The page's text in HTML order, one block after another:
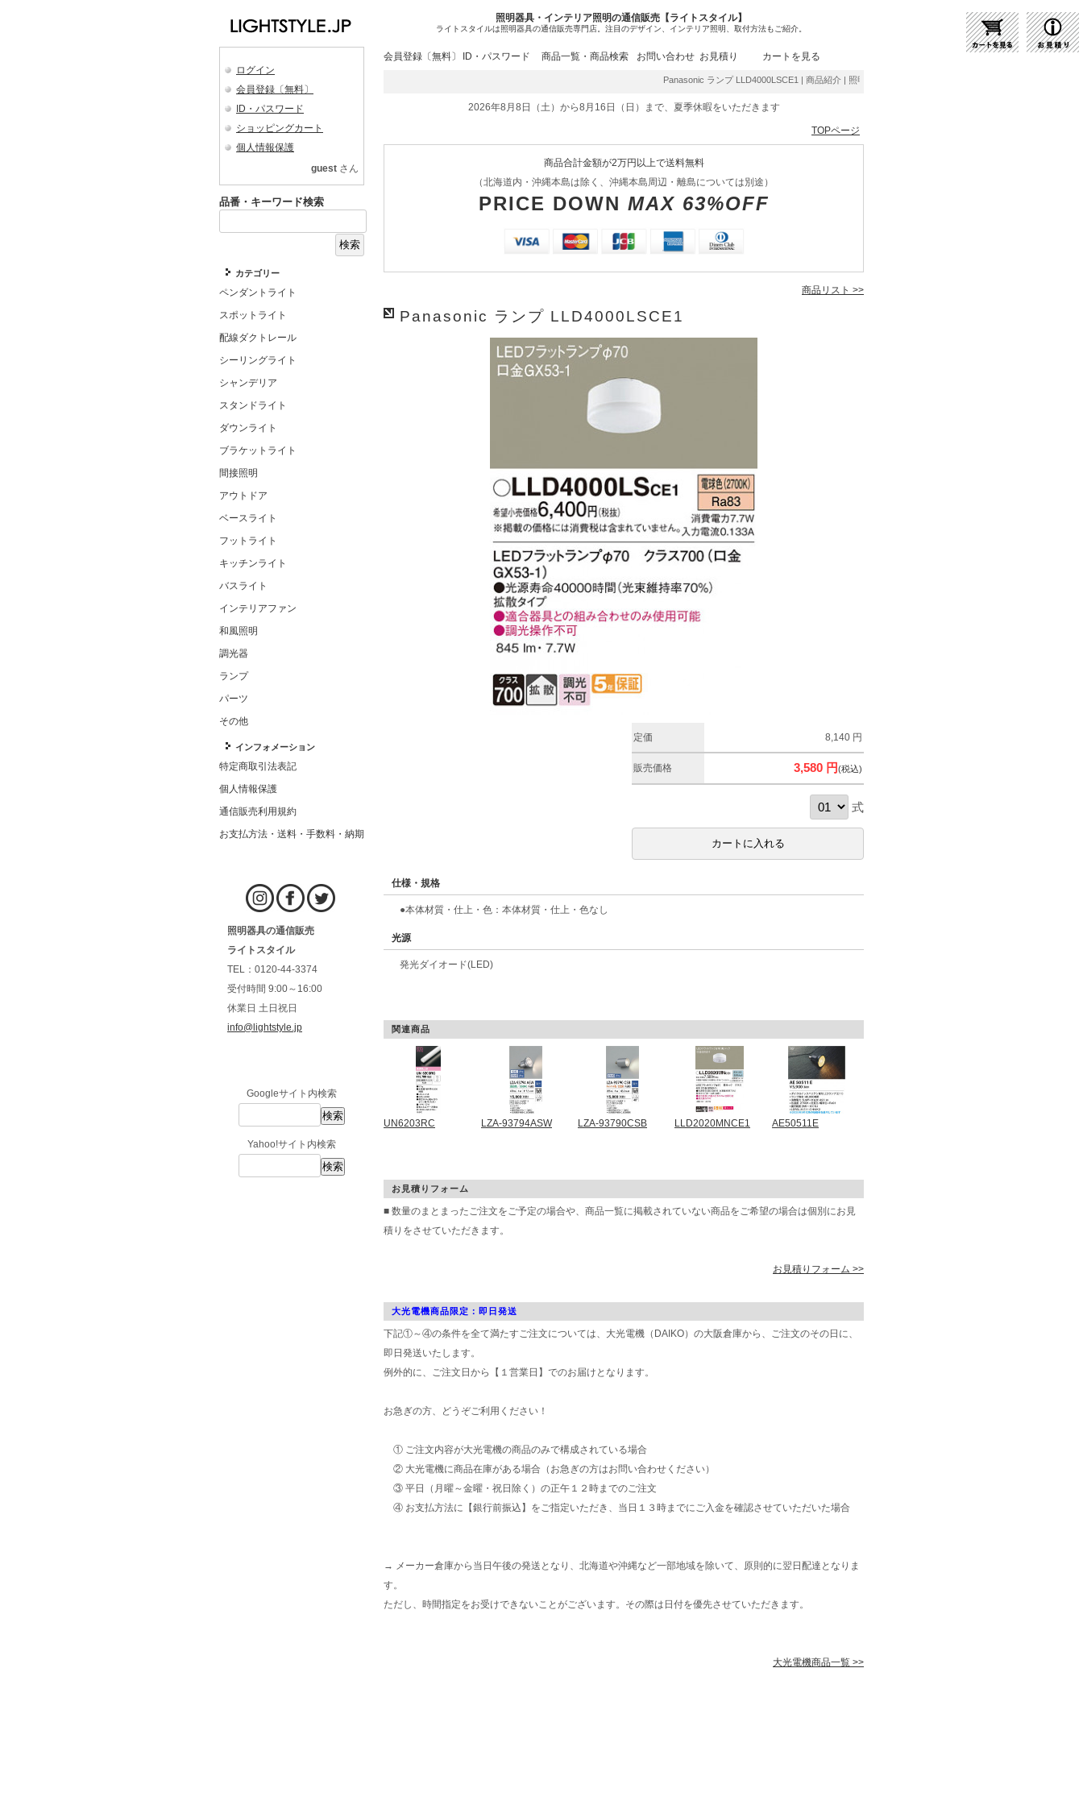
照明器具・インテリア照明の通信販売【ライトスタイル】
ライトスタイルは照明器具の通信販売専門店。注目のデザイン、インテリア照明、取付方法もご紹介。
ログイン
会員登録〔無料〕
ID・パスワード
ショッピングカート
個人情報保護
guest さん
品番・キーワード検索
カテゴリー
ペンダントライト
スポットライト
配線ダクトレール
シーリングライト
シャンデリア
スタンドライト
ダウンライト
ブラケットライト
間接照明
アウトドア
ベースライト
フットライト
キッチンライト
バスライト
インテリアファン
和風照明
調光器
ランプ
パーツ
その他
インフォメーション
特定商取引法表記
個人情報保護
通信販売利用規約
お支払方法・送料・手数料・納期
照明器具の通信販売
ライトスタイル
TEL：0120-44-3374
受付時間 9:00～16:00
休業日 土日祝日
info@lightstyle.jp
Googleサイト内検索
Yahoo!サイト内検索
会員登録〔無料〕 ID・パスワード 商品一覧・商品検索 お問い合わせ お見積り カートを見る
Panasonic ランプ LLD4000LSCE1 | 商品紹介 | 照明器具の通販・インテリア照明の通信販売【ライトスタイ
2026年8月8日（土）から8月16日（日）まで、夏季休暇をいただきます
TOPページ
商品合計金額が2万円以上で送料無料
（北海道内・沖縄本島は除く、沖縄本島周辺・離島については別途）
PRICE DOWN MAX 63%OFF
商品リスト >>
Panasonic ランプ LLD4000LSCE1
定価 8,140 円
販売価格 3,580 円(税込)
式
仕様・規格
●本体材質・仕上・色：本体材質・仕上・色なし
光源
発光ダイオード(LED)
関連商品
UN6203RC LZA-93794ASW LZA-93790CSB LLD2020MNCE1 AE50511E
お見積りフォーム
■ 数量のまとまったご注文をご予定の場合や、商品一覧に掲載されていない商品をご希望の場合は個別にお見
積りをさせていただきます。
お見積りフォーム >>
大光電機商品限定：即日発送
下記①～④の条件を全て満たすご注文については、大光電機（DAIKO）の大阪倉庫から、ご注文のその日に、
即日発送いたします。
例外的に、ご注文日から【１営業日】でのお届けとなります。
お急ぎの方、どうぞご利用ください！
① ご注文内容が大光電機の商品のみで構成されている場合
② 大光電機に商品在庫がある場合（お急ぎの方はお問い合わせください）
③ 平日（月曜～金曜・祝日除く）の正午１２時までのご注文
④ お支払方法に【銀行前振込】をご指定いただき、当日１３時までにご入金を確認させていただいた場合
→ メーカー倉庫から当日午後の発送となり、北海道や沖縄など一部地域を除いて、原則的に翌日配達となりま
す。
ただし、時間指定をお受けできないことがございます。その際は日付を優先させていただきます。
大光電機商品一覧 >>